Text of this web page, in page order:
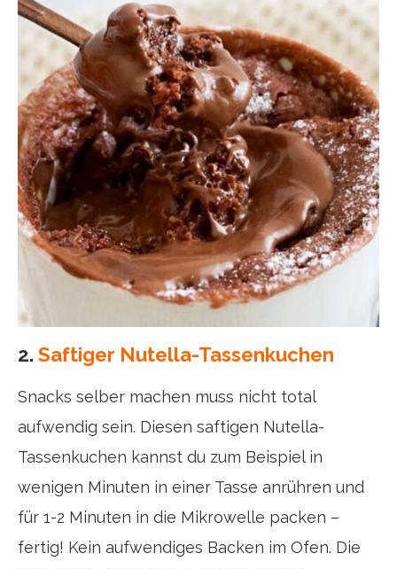
2. Saftiger Nutella-Tassenkuchen
Snacks selber machen muss nicht total
aufwendig sein. Diesen saftigen Nutella-
Tassenkuchen kannst du zum Beispiel in
wenigen Minuten in einer Tasse anrühren und
für 1-2 Minuten in die Mikrowelle packen –
fertig! Kein aufwendiges Backen im Ofen. Die